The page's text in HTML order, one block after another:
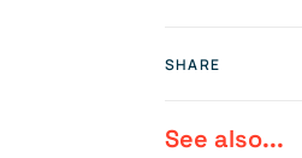
SHARE
See also...